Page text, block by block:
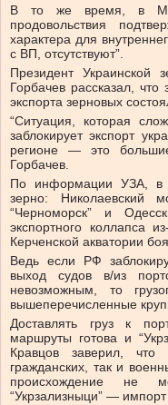
В то же время, в
продовольствия
характера для
с ВП, отсутствуют”.
Президент Украинской
Горбачев рассказал,
экспорта зерновых
“Ситуация, которая
заблокирует экспорт
регионе — это
Горбачев.
По информации УЗА, в
зерно: Николаевский
“Черноморск” и
экспортного коллапса
Керченской акватории
Ведь если РФ
выход судов в/из
невозможным, то
вышеперечисленные
Доставлять груз к
маршруты готова и
Кравцов заверил, что
гражданских, так и
происхождение не
“Укрзализныци” —